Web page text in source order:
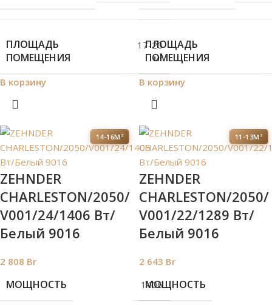
ПЛОЩАДЬ
ПОМЕЩЕНИЯ
17-20
м²
В корзину
ПЛОЩАДЬ
ПОМЕЩЕНИЯ
В корзину
14-16М²
ZEHNDER
CHARLESTON/2050/
V001/24/1406 Вт/
Белый 9016
2 808 Br
МОЩНОСТЬ 1406
11-13М²
ZEHNDER
CHARLESTON/2050/
V001/22/1289 Вт/
Белый 9016
2 643 Br
МОЩНОСТЬ